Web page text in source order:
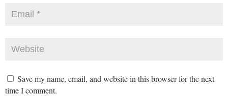
Save my name, email, and website in this browser for the next
time I comment.